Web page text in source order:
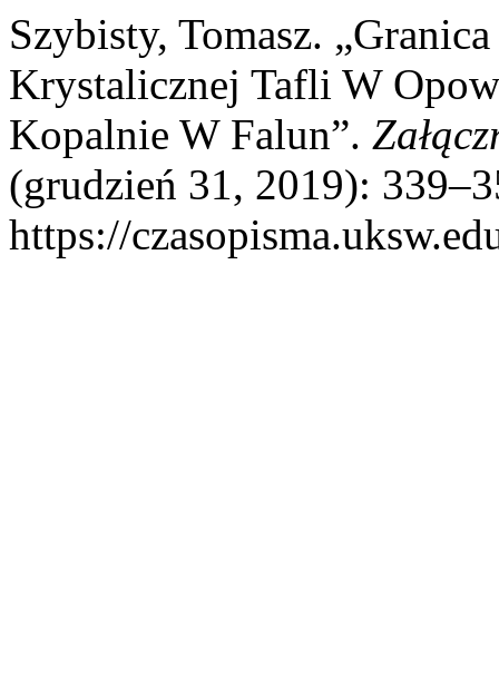
Szybisty, Tomasz.
Krystalicznej Tafli W
Kopalnie W Falun”.
(grudzień 31, 2019):
https://